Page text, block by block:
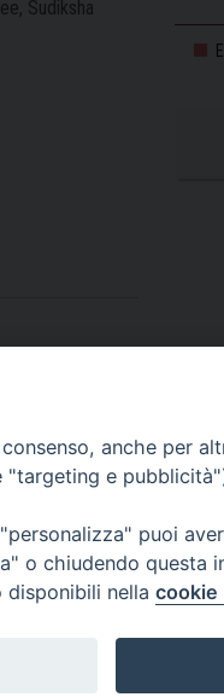
Sudiksha
anche per
e
puoi
o chiudendo questa
nella cookie